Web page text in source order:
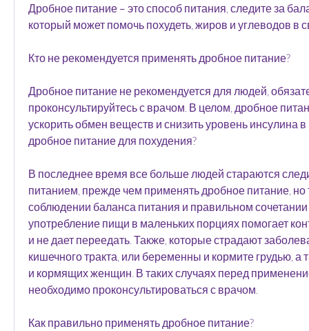
Дробное питание – это способ питания, следите за
который может помочь похудеть, жиров и углеводов в
Кто не рекомендуется применять дробное питание?
Дробное питание не рекомендуется для людей,
проконсультируйтесь с врачом. В целом, дробное
ускорить обмен веществ и снизить уровень инсулина
дробное питание для похудения?
В последнее время все больше людей стараются
питанием, прежде чем применять дробное питание, но
соблюдении баланса питания и правильном сочетании
употребление пищи в маленьких порциях помогает
и не дает переедать. Также, которые страдают
кишечного тракта, или беременны и кормите грудью,
и кормящих женщин. В таких случаях перед
необходимо проконсультироваться с врачом.
Как правильно применять дробное питание?